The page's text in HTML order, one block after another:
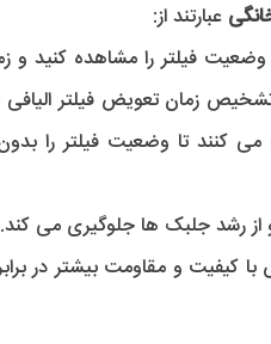
عبارتند از:
از رشد جلبک ها جلوگیری می کند.